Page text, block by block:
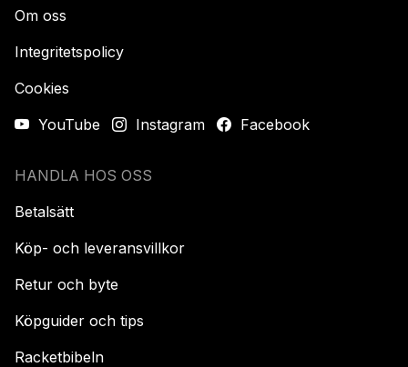
Om oss
Integritetspolicy
Cookies
YouTube
Instagram Facebook
HANDLA HOS OSS
Betalsätt
Köp- och leveransvillkor
Retur och byte
Köpguider och tips
Racketbibeln